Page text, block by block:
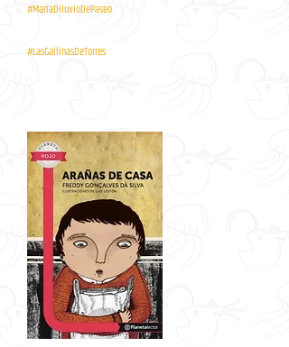
#MaríaDiluvioDePaseo
#LasGallinasDeTorres